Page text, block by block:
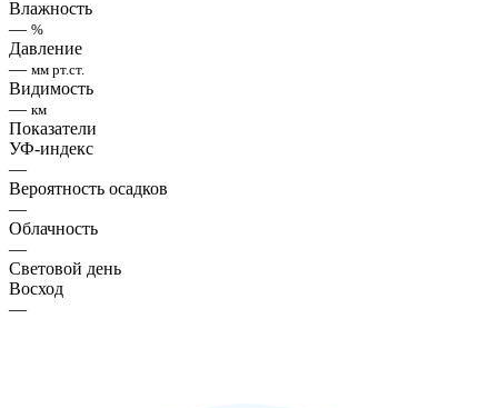
Влажность
— %
Давление
— мм рт.ст.
Видимость
— км
Показатели
УФ-индекс
—
Вероятность осадков
—
Облачность
—
Световой день
Восход
—